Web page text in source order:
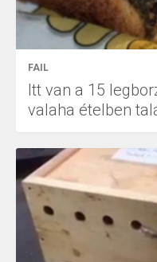
FAIL
Itt van a 15
valaha ételben